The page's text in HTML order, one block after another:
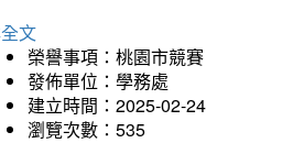
文
榮譽事項：桃園市競賽
發佈單位：學務處
建立時間：2025-02-24
瀏覽次數：535